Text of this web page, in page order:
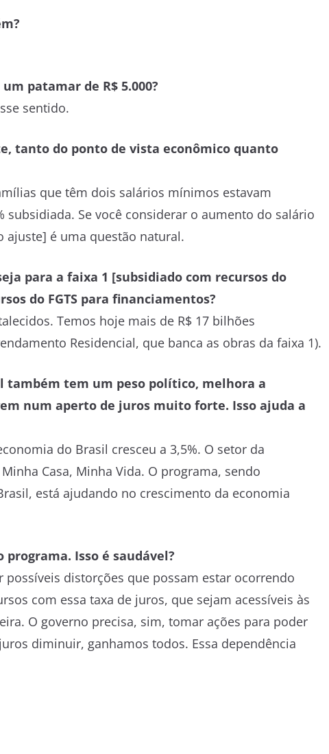
patamar de R$ 5.000?
sentido.
tanto do ponto de vista econômico quanto
que têm dois salários mínimos estavam
subsidiada. Se você considerar o aumento do salário
ajuste] é uma questão natural.
para a faixa 1 [subsidiado com recursos do
do FGTS para financiamentos?
Temos hoje mais de R$ 17 bilhões
Residencial, que banca as obras da faixa 1).
também tem um peso político, melhora a
num aperto de juros muito forte. Isso ajuda a
do Brasil cresceu a 3,5%. O setor da
Casa, Minha Vida. O programa, sendo
está ajudando no crescimento da economia
Isso é saudável?
distorções que possam estar ocorrendo
com essa taxa de juros, que sejam acessíveis às
O governo precisa, sim, tomar ações para poder
diminuir, ganhamos todos. Essa dependência